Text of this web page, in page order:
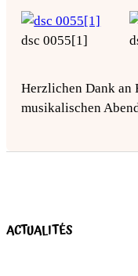
dsc 0055[1]
Herzlichen Dank an
musikalischen
ACTUALITÉS